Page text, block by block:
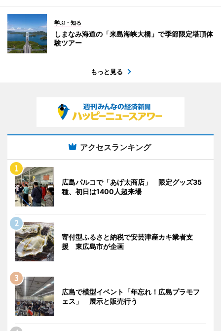
学ぶ・知る
しまなみ海道の「来島海峡大橋」で季節限定塔頂体
験ツアー
もっと見る
アクセスランキング
広島パルコで「あげ太商店」 限定グッズ35
種、初日は1400人超来場
寄付型ふるさと納税で安芸津産カキ業者支
援 東広島市が企画
広島で模型イベント「年忘れ！広島プラモフ
ェス」 展示と販売行う